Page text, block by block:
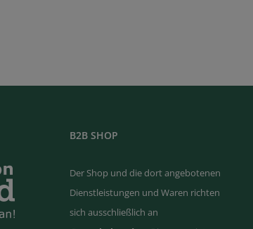
B2B SHOP
Der Shop und die dort angebotenen
Dienstleistungen und Waren richten
sich ausschließlich an